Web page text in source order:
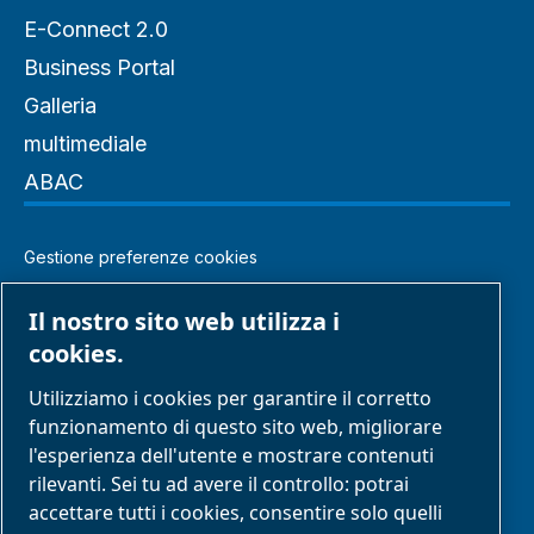
E-Connect 2.0
Business Portal
Galleria
multimediale
ABAC
Gestione preferenze cookies
Segnalazione di comportamenti inappropriati
Reclami
Il nostro sito web utilizza i
cookies.
Utilizziamo i cookies per garantire il corretto
funzionamento di questo sito web, migliorare
l'esperienza dell'utente e mostrare contenuti
rilevanti. Sei tu ad avere il controllo: potrai
accettare tutti i cookies, consentire solo quelli